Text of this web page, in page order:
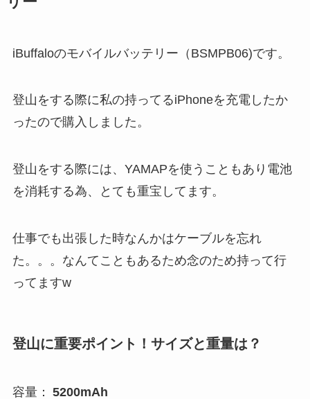
iBuffaloのモバイルバッテリー（BSMPB06)です。
登山をする際に私の持ってるiPhoneを充電したか
ったので購入しました。
登山をする際には、YAMAPを使うこともあり電池
を消耗する為、とても重宝してます。
仕事でも出張した時なんかはケーブルを忘れ
た。。。なんてこともあるため念のため持って行
ってますw
登山に重要ポイント！サイズと重量は？
容量： 5200mAh